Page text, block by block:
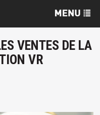
VENTES DE LA
VR